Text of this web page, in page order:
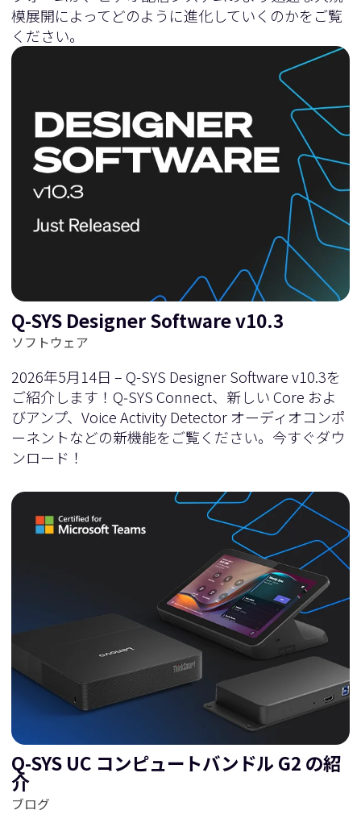
模展開によってどのように進化していくのかをご覧
ください。
Q-SYS Designer Software v10.3
ソフトウェア
2026年5月14日 – Q-SYS Designer Software v10.3を
ご紹介します！Q‑SYS Connect、新しい Core およ
びアンプ、Voice Activity Detector オーディオコンポ
ーネントなどの新機能をご覧ください。今すぐダウ
ンロード！
Q-SYS UC コンピュートバンドル G2 の紹
介
ブログ